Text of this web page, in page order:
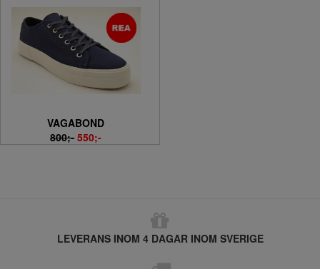
VAGABOND
800;- 550;-
LEVERANS INOM 4 DAGAR INOM SVERIGE